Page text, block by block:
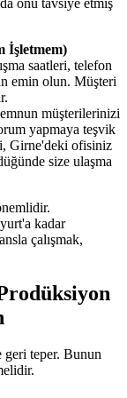
İşletmem)
saatleri, telefon
emin olun. Müşteri
müşterilerinizi
yapmaya teşvik
Girne'deki ofisiniz
size ulaşma
kadar
çalışmak,
geri teper. Bunun